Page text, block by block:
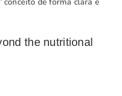
the nutritional